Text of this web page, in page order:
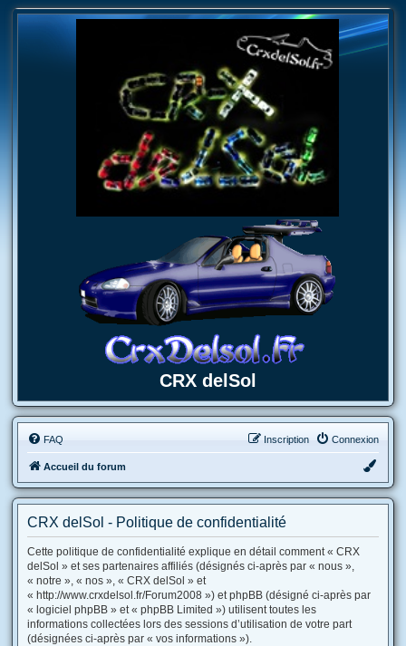
CRX delSol
FAQ Connexion
Inscription
Accueil du forum
CRX delSol - Politique de confidentialité
Cette politique de confidentialité explique en détail comment « CRX
delSol » et ses partenaires affiliés (désignés ci-après par « nous »,
« notre », « nos », « CRX delSol » et
« http://www.crxdelsol.fr/Forum2008 ») et phpBB (désigné ci-après par
« logiciel phpBB » et « phpBB Limited ») utilisent toutes les
informations collectées lors des sessions d’utilisation de votre part
(désignées ci-après par « vos informations »).